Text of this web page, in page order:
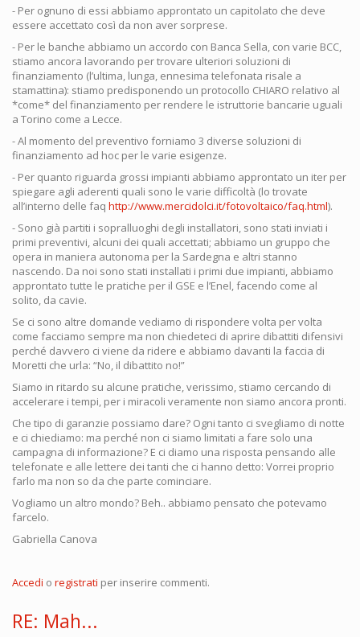
- Per ognuno di essi abbiamo approntato un capitolato che deve
essere accettato così da non aver sorprese.
- Per le banche abbiamo un accordo con Banca Sella, con varie BCC,
stiamo ancora lavorando per trovare ulteriori soluzioni di
finanziamento (l’ultima, lunga, ennesima telefonata risale a
stamattina): stiamo predisponendo un protocollo CHIARO relativo al
*come* del finanziamento per rendere le istruttorie bancarie uguali
a Torino come a Lecce.
- Al momento del preventivo forniamo 3 diverse soluzioni di
finanziamento ad hoc per le varie esigenze.
- Per quanto riguarda grossi impianti abbiamo approntato un iter per
spiegare agli aderenti quali sono le varie difficoltà (lo trovate
all’interno delle faq http://www.mercidolci.it/fotovoltaico/faq.html).
- Sono già partiti i sopralluoghi degli installatori, sono stati inviati i
primi preventivi, alcuni dei quali accettati; abbiamo un gruppo che
opera in maniera autonoma per la Sardegna e altri stanno
nascendo. Da noi sono stati installati i primi due impianti, abbiamo
approntato tutte le pratiche per il GSE e l’Enel, facendo come al
solito, da cavie.
Se ci sono altre domande vediamo di rispondere volta per volta
come facciamo sempre ma non chiedeteci di aprire dibattiti difensivi
perché davvero ci viene da ridere e abbiamo davanti la faccia di
Moretti che urla: “No, il dibattito no!”
Siamo in ritardo su alcune pratiche, verissimo, stiamo cercando di
accelerare i tempi, per i miracoli veramente non siamo ancora pronti.
Che tipo di garanzie possiamo dare? Ogni tanto ci svegliamo di notte
e ci chiediamo: ma perché non ci siamo limitati a fare solo una
campagna di informazione? E ci diamo una risposta pensando alle
telefonate e alle lettere dei tanti che ci hanno detto: Vorrei proprio
farlo ma non so da che parte cominciare.
Vogliamo un altro mondo? Beh.. abbiamo pensato che potevamo
farcelo.
Gabriella Canova
Accedi o registrati per inserire commenti.
RE: Mah...